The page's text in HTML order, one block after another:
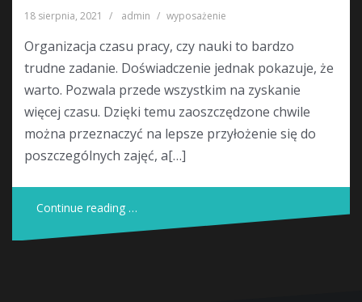
18 sierpnia, 2021 admin wyposażenie
Organizacja czasu pracy, czy nauki to bardzo
trudne zadanie. Doświadczenie jednak pokazuje, że
warto. Pozwala przede wszystkim na zyskanie
więcej czasu. Dzięki temu zaoszczędzone chwile
można przeznaczyć na lepsze przyłożenie się do
poszczególnych zajęć, a[…]
Continue reading …